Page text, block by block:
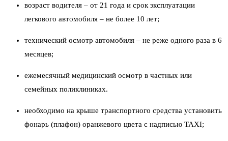
возраст водителя – от 21 года и срок эксплуатации
легкового автомобиля – не более 10 лет;
технический осмотр автомобиля – не реже одного раза в 6
месяцев;
ежемесячный медицинский осмотр в частных или
семейных поликлиниках.
необходимо на крыше транспортного средства установить
фонарь (плафон) оранжевого цвета с надписью TAXI;